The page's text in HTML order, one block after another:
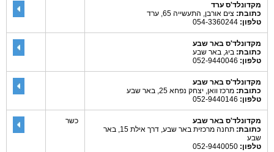
מקדונלד'ס ערד
כתובת: צים אורבן, התעשייה 65, ערד
טלפון:
מקדונלד'ס באר שבע
כתובת: ביג, באר שבע
טלפון:
מקדונלד'ס באר שבע
כתובת: מרכז וואן, יצחק נפחא 25, באר שבע
טלפון:
מקדונלד'ס באר שבע
כתובת:
תחנה מרכזית באר שבע, דרך אילת 15, באר
שבע
טלפון:
כשר